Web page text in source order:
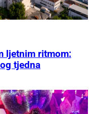
ljetnim ritmom:
tjedna